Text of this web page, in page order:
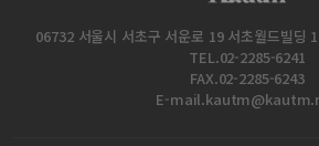
06732 서울시 서초구 서운로 19 서초월드빌딩
TEL.02-2285-6241
FAX.02-2285-6243
E-